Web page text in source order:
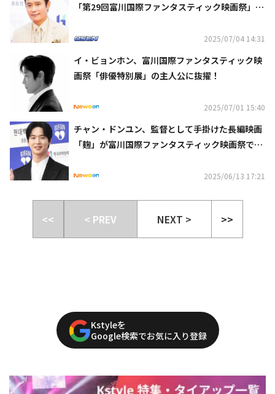
「第29回富川国際ファンタスティック映画祭」の
2025/07/04 14:31
イ・ビョンホン、富川国際ファンタスティック映
画祭「俳優特別展」の主人公に抜擢！
2025/07/01 15:40
チャン・ドンユン、監督として手掛けた長編映画
「麹」が富川国際ファンタスティック映画祭でノ
2025/06/13 17:21
<< < PREV NEXT > >>
Kstyleを
Google検索でお気に入り登録